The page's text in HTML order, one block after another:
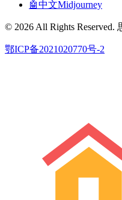
🤖中文Midjourney
© 2026 All Rights Reserved.
鄂ICP备2021020770号-2